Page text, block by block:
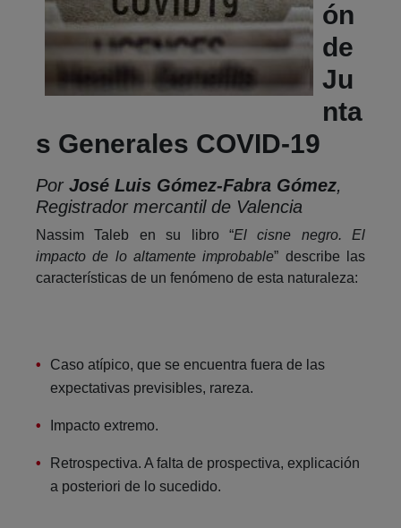
ón
de
Ju
nta
s Generales COVID-19
Por José Luis Gómez-Fabra Gómez,
Registrador mercantil de Valencia
Nassim Taleb en su libro “El cisne negro. El
impacto de lo altamente improbable” describe las
características de un fenómeno de esta naturaleza:
Caso atípico, que se encuentra fuera de las
expectativas previsibles, rareza.
Impacto extremo.
Retrospectiva. A falta de prospectiva, explicación
a posteriori de lo sucedido.